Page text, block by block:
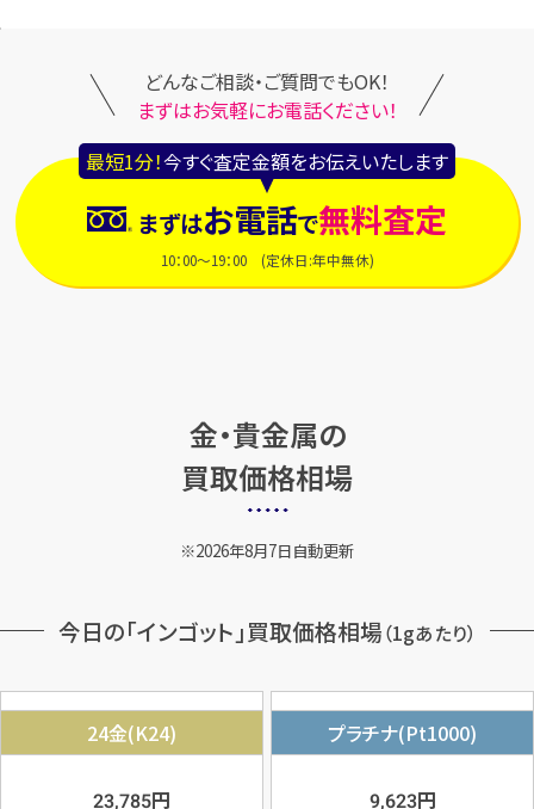
どんなご相談・ご質問でもOK！
まずはお気軽にお電話ください！
最短1分！今すぐ査定金額をお伝えいたします
まずはお電話で無料査定
10：00～19：00 (定休日:年中無休)
金・貴金属の
買取価格相場
2026年8月7日自動更新
今日の「インゴット」買取価格相場（1gあたり）
24金(K24)
23,785円
プラチナ(Pt1000)
9,623円